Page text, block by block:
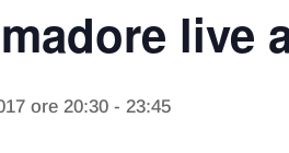
live
ore 20:30 -23:45